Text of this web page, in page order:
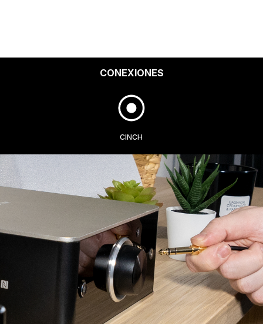
CONEXIONES
CINCH